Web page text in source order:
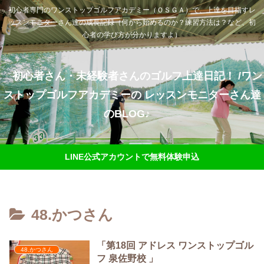
初心者専門のワンストップゴルフアカデミー（ＯＳＧＡ）で、上達を目指すレ
ッスンモニターさん達の成長記録（何から始めるのか？練習方法は？など、初
心者の学び方が分かりますよ）
初心者さん・未経験者さんのゴルフ上達日記！ /ワン
ストップゴルフアカデミーの レッスンモニターさん達
のBLOG♪
LINE公式アカウントで無料体験申込
48.かつさん
48.かつさん
「第18回 アドレス ワンストップゴル
フ 泉佐野校 」